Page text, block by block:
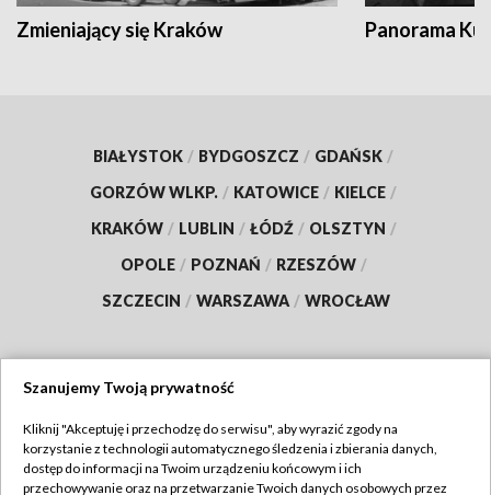
Zmieniający się Kraków Panorama
BIAŁYSTOK / BYDGOSZCZ / GDAŃSK /
GORZÓW WLKP. / KATOWICE / KIELCE /
KRAKÓW / LUBLIN / ŁÓDŹ / OLSZTYN /
OPOLE / POZNAŃ / RZESZÓW /
SZCZECIN / WARSZAWA / WROCŁAW
TVP
Abonament TVP
Szanujemy Twoją prywatność
Kliknij "Akceptuję i przechodzę do serwisu", aby wyrazić zgody na
korzystanie z technologii automatycznego śledzenia i zbierania danych,
dostęp do informacji na Twoim urządzeniu końcowym i ich
przechowywanie oraz na przetwarzanie Twoich danych osobowych przez